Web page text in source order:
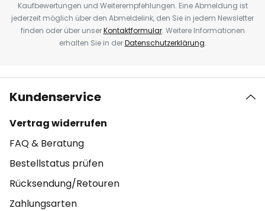
Kaufbewertungen und Weiterempfehlungen. Eine Abmeldung ist
jederzeit möglich über den Abmeldelink, den Sie in jedem Newsletter
finden oder über unserKontaktformular. Weitere Informationen
erhalten Sie in derDatenschutzerklärung.
Kundenservice
Vertrag widerrufen
FAQ & Beratung
Bestellstatus prüfen
Rücksendung/Retouren
Zahlungsarten